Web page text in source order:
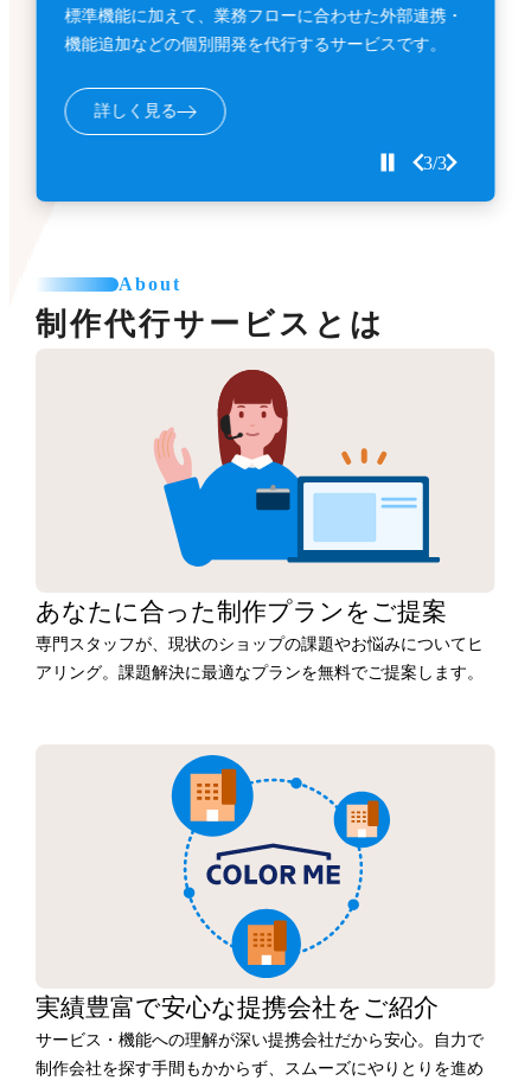
カート利用料金1年間無料とECサイト構築費用
10%OFFの『ECサイトサイトリニューアル支援金』受
詳しく見る
カート利用料金が1年間分無料となる『ECサイト導入
支援金』のお申し込み受付中。
詳しく見る
標準機能に加えて、業務フローに合わせた外部連携・
機能追加などの個別開発を代行するサービスです。
詳しく見る
3/3
About
制作代行サービスとは
あなたに合った制作プランをご提案
専門スタッフが、現状のショップの課題やお悩みについてヒ
アリング。課題解決に最適なプランを無料でご提案します。
実績豊富で安心な提携会社を ご紹介
サービス・機能への理解が深い提携会社だから安心。自力で
制作会社を探す手間もかからず、スムーズにやりとりを進め